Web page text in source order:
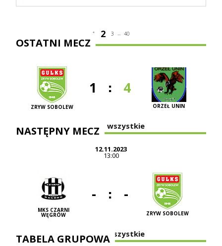
1 2 3 40
OSTATNI MECZ
ZRYW SOBOLEW
1 : 4
ORZEŁ UNIN
Zobacz wszystkie
NASTĘPNY MECZ
12.11.2023
13:00
MKS CZARNI
WĘGRÓW
- : -
ZRYW SOBOLEW
Zobacz wszystkie
TABELA GRUPOWA